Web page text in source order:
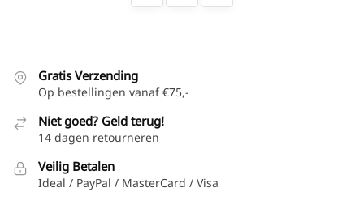
Gratis Verzending
Op bestellingen vanaf €75,-
Niet goed? Geld terug!
14 dagen retourneren
Veilig Betalen
Ideal / PayPal / MasterCard / Visa